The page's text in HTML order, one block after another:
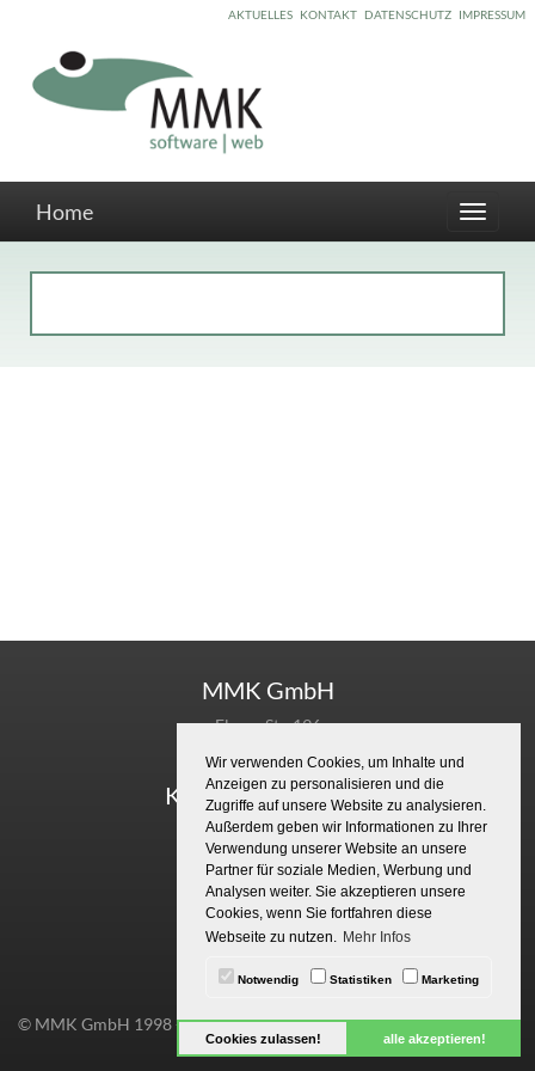
Wir verwenden Cookies, um Inhalte und
Anzeigen zu personalisieren und die
Zugriffe auf unsere Website zu analysieren.
Außerdem geben wir Informationen zu Ihrer
Verwendung unserer Website an unsere
Partner für soziale Medien, Werbung und
Analysen weiter. Sie akzeptieren unsere
Cookies, wenn Sie fortfahren diese
Webseite zu nutzen. Mehr Infos
Notwendig Statistiken Marketing
Cookies zulassen! alle akzeptieren!
IMPRESSUM
DATENSCHUTZ
KONTAKT
AKTUELLES
Toggle
Home
MMK GmbH
Fleyer Str. 196
Kontaktinformation
Fon 02331 - 843914
Fax 02331 - 843920
Links
Datenschutz
© MMK GmbH 1998 - 2026